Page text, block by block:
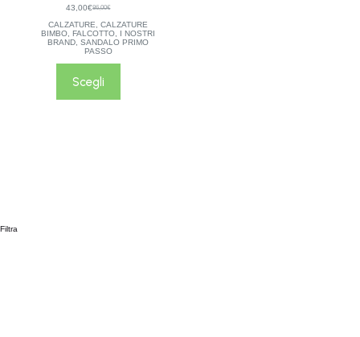
86,00€
43,00€
CALZATURE
,CALZATURE
BIMBO ,FALCOTTO
I NOSTRI
BRAND ,SANDALO PRIMO
PASSO
Scegli
Filtra